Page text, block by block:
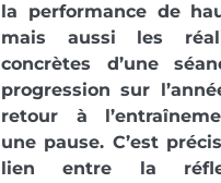
la performance de
mais aussi les
concrètes d’une
progression sur
retour à
une pause. C’est
lien entre la